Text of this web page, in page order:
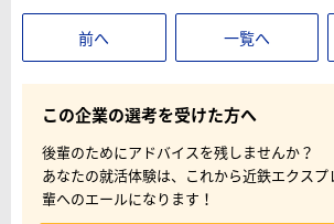
前へ 一覧へ
この企業の選考を受けた方へ
後輩のためにアドバイスを残しませんか？
あなたの就活体験は、これから近鉄エクス
輩へのエールになります！